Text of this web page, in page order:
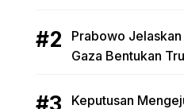
Prabowo
Gaza Bentukan
Keputusan